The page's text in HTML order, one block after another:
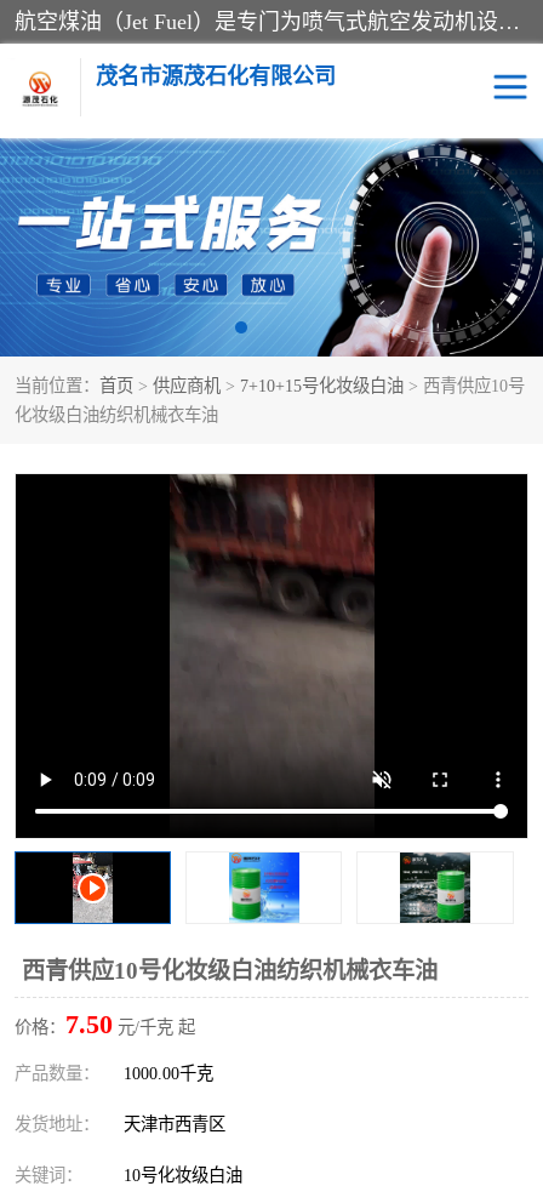
航空煤油（Jet Fuel）是专门为喷气式航空发动机设计的高纯度燃料，主要分为Jet A、Jet A-1和Jet B等类型。其特点是闪点高、低温流动性好，并添加了抗静电剂和抗氧化剂以确保飞行安全。航空煤油需
茂名市源茂石化有限公司
当前位置： 首页 > 供应商机 > 7+10+15号化妆级白油 > 西青供应10号
化妆级白油纺织机械衣车油
西青供应10号化妆级白油纺织机械衣车油
价格： 7.50 元/千克 起
产品数量： 1000.00千克
发货地址： 天津市西青区
关键词： 10号化妆级白油
RP3航空煤油 D20+D30溶剂油
D40+D60溶剂油 D80+D100溶剂油
6号+120号溶剂油 260号溶剂油
异构烷烃 天然乳胶
26+32号化妆级白油 46+68号化妆级白油